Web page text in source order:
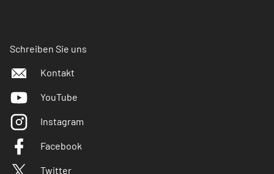
Schreiben Sie uns
Kontakt
YouTube
Instagram
Facebook
Twitter